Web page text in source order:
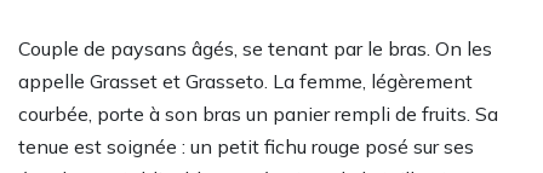
Couple de paysans âgés, se tenant par le bras. On les
appelle Grasset et Grasseto. La femme, légèrement
courbée, porte à son bras un panier rempli de fruits. Sa
tenue est soignée : un petit fichu rouge posé sur ses